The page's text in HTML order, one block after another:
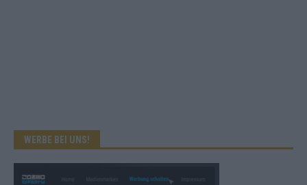
WERBE BEI UNS!